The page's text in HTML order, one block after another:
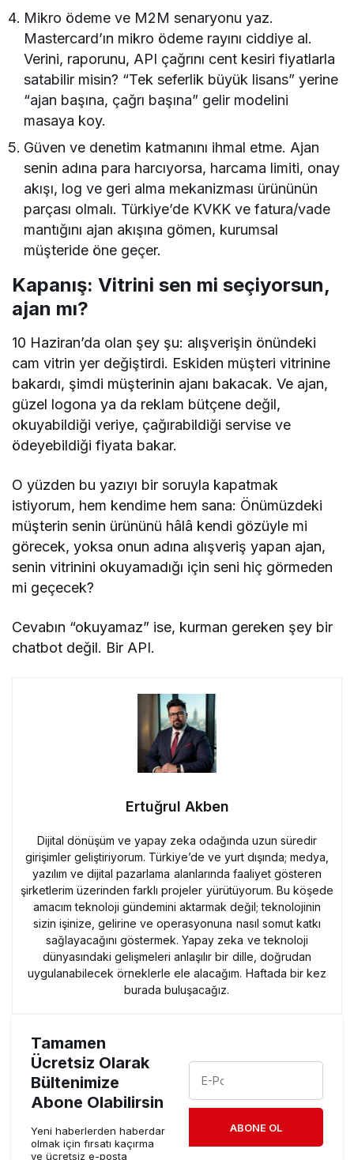
Mikro ödeme ve M2M senaryonu yaz.
Mastercard’ın mikro ödeme rayını ciddiye al.
Verini, raporunu, API çağrını cent kesiri fiyatlarla
satabilir misin? “Tek seferlik büyük lisans” yerine
“ajan başına, çağrı başına” gelir modelini
masaya koy.
Güven ve denetim katmanını ihmal etme. Ajan
senin adına para harcıyorsa, harcama limiti, onay
akışı, log ve geri alma mekanizması ürününün
parçası olmalı. Türkiye’de KVKK ve fatura/vade
mantığını ajan akışına gömen, kurumsal
müşteride öne geçer.
Kapanış: Vitrini sen mi seçiyorsun,
ajan mı?
10 Haziran’da olan şey şu: alışverişin önündeki
cam vitrin yer değiştirdi. Eskiden müşteri vitrinine
bakardı, şimdi müşterinin ajanı bakacak. Ve ajan,
güzel logona ya da reklam bütçene değil,
okuyabildiği veriye, çağırabildiği servise ve
ödeyebildiği fiyata bakar.
O yüzden bu yazıyı bir soruyla kapatmak
istiyorum, hem kendime hem sana: Önümüzdeki
müşterin senin ürününü hâlâ kendi gözüyle mi
görecek, yoksa onun adına alışveriş yapan ajan,
senin vitrinini okuyamadığı için seni hiç görmeden
mi geçecek?
Cevabın “okuyamaz” ise, kurman gereken şey bir
chatbot değil. Bir API.
Ertuğrul Akben
Dijital dönüşüm ve yapay zeka odağında uzun süredir
girişimler geliştiriyorum. Türkiye’de ve yurt dışında; medya,
yazılım ve dijital pazarlama alanlarında faaliyet gösteren
şirketlerim üzerinden farklı projeler yürütüyorum. Bu köşede
amacım teknoloji gündemini aktarmak değil; teknolojinin
sizin işinize, gelirine ve operasyonuna nasıl somut katkı
sağlayacağını göstermek. Yapay zeka ve teknoloji
dünyasındaki gelişmeleri anlaşılır bir dille, doğrudan
uygulanabilecek örneklerle ele alacağım. Haftada bir kez
burada buluşacağız.
Tamamen
Ücretsiz Olarak
Bültenimize
Abone Olabilirsin
Yeni haberlerden haberdar
olmak için fırsatı kaçırma
ve ücretsiz e-posta
ABONE OL